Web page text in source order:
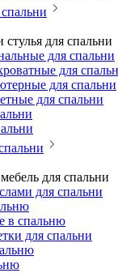
для спальни
для спальни
для
для спальни
для спальни
для спальни
для спальни
в спальню
для спальни